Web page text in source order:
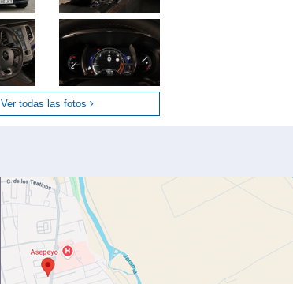
Ver todas las fotos